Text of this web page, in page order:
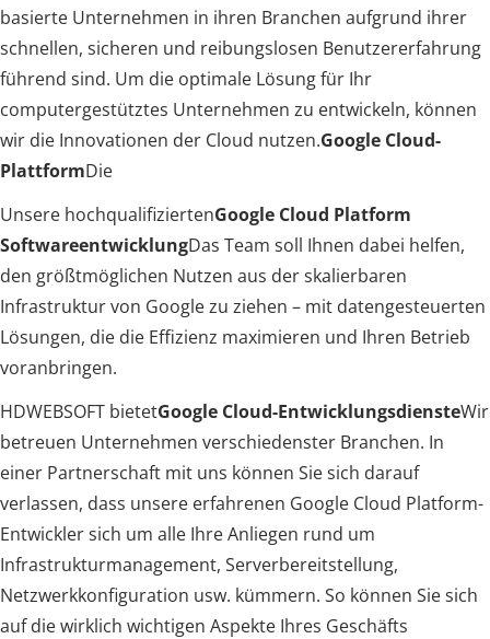
basierte Unternehmen in ihren Branchen aufgrund ihrer
schnellen, sicheren und reibungslosen Benutzererfahrung
führend sind. Um die optimale Lösung für Ihr
computergestütztes Unternehmen zu entwickeln, können
wir die Innovationen der Cloud nutzen.Google Cloud-
PlattformDie
Unsere hochqualifiziertenGoogle Cloud Platform
SoftwareentwicklungDas Team soll Ihnen dabei helfen,
den größtmöglichen Nutzen aus der skalierbaren
Infrastruktur von Google zu ziehen – mit datengesteuerten
Lösungen, die die Effizienz maximieren und Ihren Betrieb
voranbringen.
HDWEBSOFT bietetGoogle Cloud-EntwicklungsdiensteWir
betreuen Unternehmen verschiedenster Branchen. In
einer Partnerschaft mit uns können Sie sich darauf
verlassen, dass unsere erfahrenen Google Cloud Platform-
Entwickler sich um alle Ihre Anliegen rund um
Infrastrukturmanagement, Serverbereitstellung,
Netzwerkkonfiguration usw. kümmern. So können Sie sich
auf die wirklich wichtigen Aspekte Ihres Geschäfts